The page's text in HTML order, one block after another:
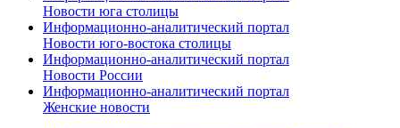
Новости юга столицы
Информационно-аналитический портал
Новости юго-востока столицы
Информационно-аналитический портал
Новости России
Информационно-аналитический портал
Женские новости